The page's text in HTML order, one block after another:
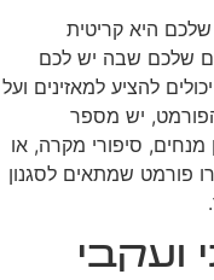
היא קריטית
שלכם שבה יש לכם
להציע למאזינים ועל
הפורמט, יש מספר
מנחים, סיפורי מקרה, או
פורמט שמתאים לסגנון
ועקבי